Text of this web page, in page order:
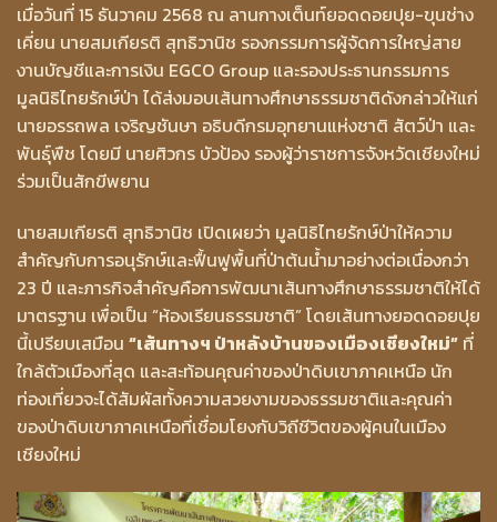
เมื่อวันที่ 15 ธันวาคม 2568 ณ ลานกางเต็นท์ยอดดอยปุย-ขุนช่าง
เคี่ยน นายสมเกียรติ สุทธิวานิช รองกรรมการผู้จัดการใหญ่สาย
งานบัญชีและการเงิน EGCO Group และรองประธานกรรมการ
มูลนิธิไทยรักษ์ป่า ได้ส่งมอบเส้นทางศึกษาธรรมชาติดังกล่าวให้แก่
นายอรรถพล เจริญชันษา อธิบดีกรมอุทยานแห่งชาติ สัตว์ป่า และ
พันธุ์พืช โดยมี นายศิวกร บัวป้อง รองผู้ว่าราชการจังหวัดเชียงใหม่
ร่วมเป็นสักขีพยาน
นายสมเกียรติ สุทธิวานิช เปิดเผยว่า มูลนิธิไทยรักษ์ป่าให้ความ
สำคัญกับการอนุรักษ์และฟื้นฟูพื้นที่ป่าต้นน้ำมาอย่างต่อเนื่องกว่า
23 ปี และภารกิจสำคัญคือการพัฒนาเส้นทางศึกษาธรรมชาติให้ได้
มาตรฐาน เพื่อเป็น “ห้องเรียนธรรมชาติ” โดยเส้นทางยอดดอยปุย
นี้เปรียบเสมือน “เส้นทางฯ ป่าหลังบ้านของเมืองเชียงใหม่” ที่
ใกล้ตัวเมืองที่สุด และสะท้อนคุณค่าของป่าดิบเขาภาคเหนือ นัก
ท่องเที่ยวจะได้สัมผัสทั้งความสวยงามของธรรมชาติและคุณค่า
ของป่าดิบเขาภาคเหนือที่เชื่อมโยงกับวิถีชีวิตของผู้คนในเมือง
เชียงใหม่